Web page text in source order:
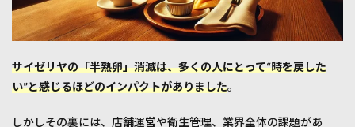
サイゼリヤの「半熟卵」消滅は、多くの人にとって“時を戻した
い”と感じるほどのインパクトがありました。
しかしその裏には、店舗運営や衛生管理、業界全体の課題があ